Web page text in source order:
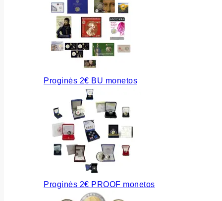
Proginės 2€ BU monetos
Proginės 2€ PROOF monetos